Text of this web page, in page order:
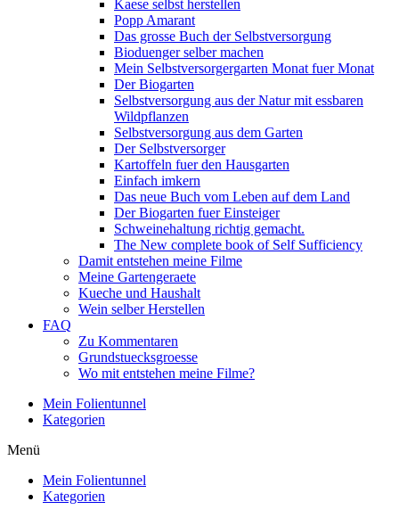
Kaese selbst herstellen
Popp Amarant
Das grosse Buch der Selbstversorgung
Bioduenger selber machen
Mein Selbstversorgergarten Monat fuer Monat
Der Biogarten
Selbstversorgung aus der Natur mit essbaren
Wildpflanzen
Selbstversorgung aus dem Garten
Der Selbstversorger
Kartoffeln fuer den Hausgarten
Einfach imkern
Das neue Buch vom Leben auf dem Land
Der Biogarten fuer Einsteiger
Schweinehaltung richtig gemacht.
The New complete book of Self Sufficiency
Damit entstehen meine Filme
Meine Gartengeraete
Kueche und Haushalt
Wein selber Herstellen
FAQ
Zu Kommentaren
Grundstuecksgroesse
Wo mit entstehen meine Filme?
Mein Folientunnel
Kategorien
Menü
Mein Folientunnel
Kategorien